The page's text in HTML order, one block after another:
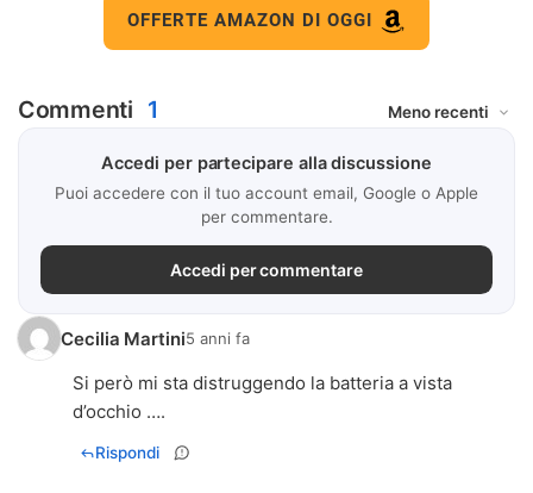
OFFERTE AMAZON DI OGGI
Commenti 1
Accedi per partecipare alla discussione
Puoi accedere con il tuo account email, Google o Apple
per commentare.
Accedi per commentare
Cecilia Martini5 anni fa
Si però mi sta distruggendo la batteria a vista
d’occhio ….
Rispondi